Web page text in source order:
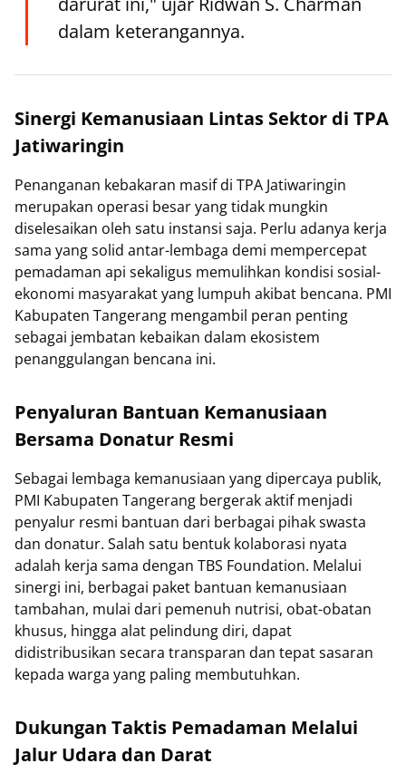
dalam keterangannya.
Sinergi Kemanusiaan Lintas Sektor di TPA
Jatiwaringin
Penanganan kebakaran masif di TPA Jatiwaringin
merupakan operasi besar yang tidak mungkin
diselesaikan oleh satu instansi saja. Perlu adanya kerja
sama yang solid antar-lembaga demi mempercepat
pemadaman api sekaligus memulihkan kondisi sosial-
ekonomi masyarakat yang lumpuh akibat bencana. PMI
Kabupaten Tangerang mengambil peran penting
sebagai jembatan kebaikan dalam ekosistem
penanggulangan bencana ini.
Penyaluran Bantuan Kemanusiaan
Bersama Donatur Resmi
Sebagai lembaga kemanusiaan yang dipercaya publik,
PMI Kabupaten Tangerang bergerak aktif menjadi
penyalur resmi bantuan dari berbagai pihak swasta
dan donatur. Salah satu bentuk kolaborasi nyata
adalah kerja sama dengan TBS Foundation. Melalui
sinergi ini, berbagai paket bantuan kemanusiaan
tambahan, mulai dari pemenuh nutrisi, obat-obatan
khusus, hingga alat pelindung diri, dapat
didistribusikan secara transparan dan tepat sasaran
kepada warga yang paling membutuhkan.
Dukungan Taktis Pemadaman Melalui
Jalur Udara dan Darat